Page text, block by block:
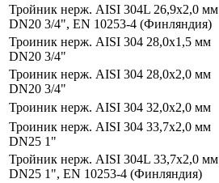
Тройник нерж. AISI 304L 26,9х2,0 мм
DN20 3/4", EN 10253-4 (Финляндия)
Троиник нерж. AISI 304 28,0х1,5 мм
DN20 3/4"
Троиник нерж. AISI 304 28,0х2,0 мм
DN20 3/4"
Троиник нерж. AISI 304 32,0х2,0 мм
Троиник нерж. AISI 304 33,7х2,0 мм
DN25 1"
Тройник нерж. AISI 304L 33,7х2,0 мм
DN25 1", EN 10253-4 (Финляндия)